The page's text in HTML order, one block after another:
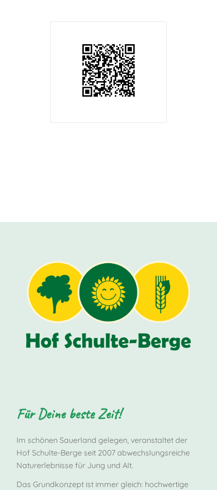
Für Deine beste Zeit!
Im schönen Sauerland gelegen, veranstaltet der
Hof Schulte-Berge seit 2007 abwechslungsreiche
Naturerlebnisse für Jung und Alt.
Das Grundkonzept ist immer gleich: hochwertige